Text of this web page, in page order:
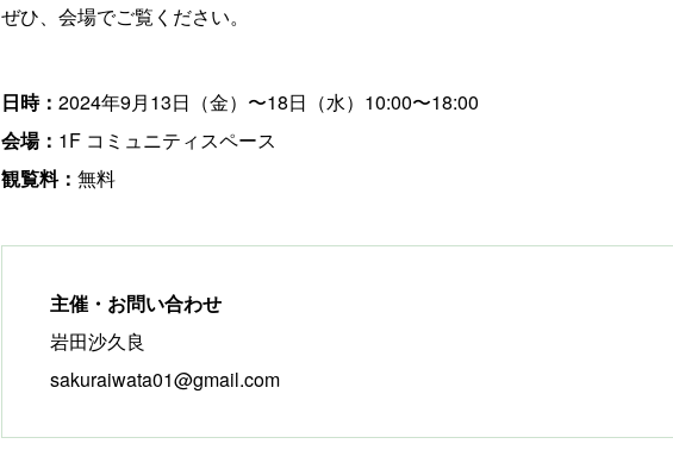
ぜひ、会場でご覧ください。
日時： 2024年9月13日（金）〜18日（水）10:00〜18:00
会場： 1F コミュニティスペース
観覧料： 無料
主催・お問い合わせ
岩田沙久良
sakuraiwata01@gmail.com